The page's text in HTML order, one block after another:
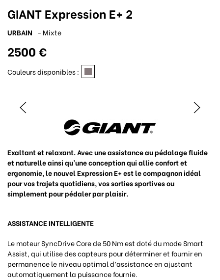
GIANT Expression E+ 2
URBAIN - Mixte
2500 €
Couleurs disponibles :
Exaltant et relaxant. Avec une assistance au pédalage fluide
et naturelle ainsi qu’une conception qui allie confort et
ergonomie, le nouvel Expression E+ est le compagnon idéal
pour vos trajets quotidiens, vos sorties sportives ou
simplement pour pédaler par plaisir.
ASSISTANCE INTELLIGENTE
Le moteur SyncDrive Core de 50 Nm est doté du mode Smart
Assist, qui utilise des capteurs pour déterminer et fournir en
permanence le niveau optimal d’assistance en ajustant
automatiquement la puissance fournie.